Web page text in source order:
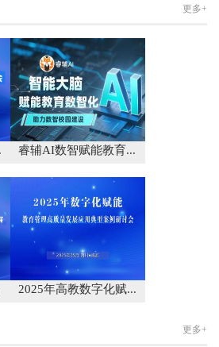
更多+
睿辅AI数智赋能教育...
2025年高教数字化赋...
更多+